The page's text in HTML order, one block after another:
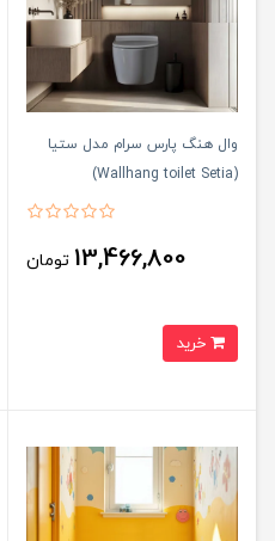
وال هنگ پارس سرام مدل ستیا
(Wallhang toilet Setia)
13,466,800 تومان